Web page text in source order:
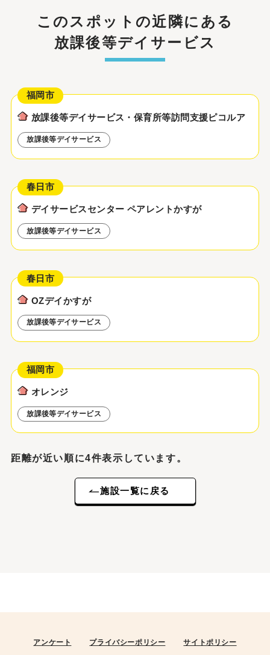
このスポットの近隣にある
放課後等デイサービス
放課後等デイサービス・保育所等訪問支援ピコルア
福岡市
放課後等デイサービス
デイサービスセンター ペアレントかすが
春日市
放課後等デイサービス
OZデイかすが
春日市
放課後等デイサービス
オレンジ
福岡市
放課後等デイサービス
距離が近い順に4件表示しています。
施設一覧に戻る
アンケート プライバシーポリシー サイトポリシー